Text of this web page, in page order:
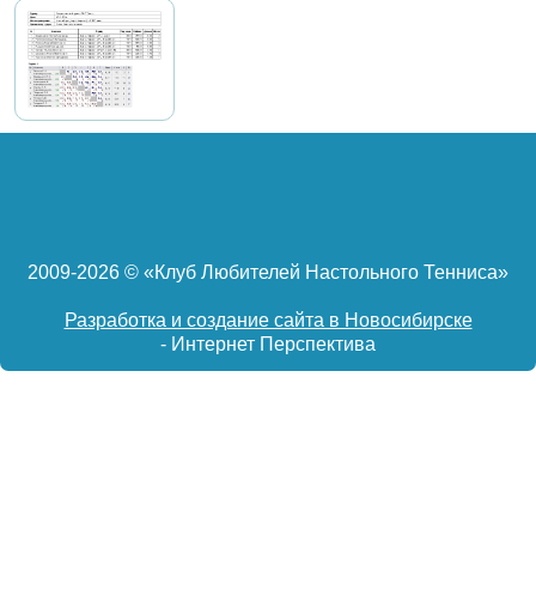
2009-2026 © «Клуб Любителей Настольного Тенниса»
Разработка и создание сайта в Новосибирске
- Интернет Перспектива